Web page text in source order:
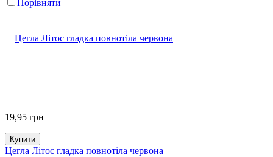
Порівняти
19,95 грн
Купити
Цегла Літос гладка повнотіла червона